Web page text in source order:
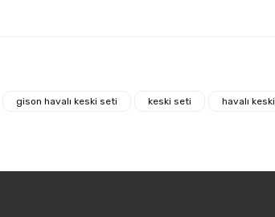
gison havalı keski seti keski seti havalı keski